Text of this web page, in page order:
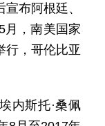
布阿根廷、
月，南美国家
行，哥伦比亚
内斯托·桑佩